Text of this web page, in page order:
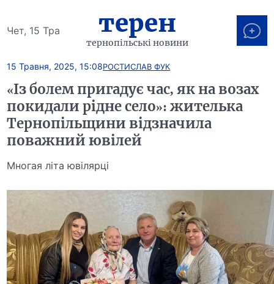
Чет, 15 Тра терен
тернопільські новини
15 Травня, 2025, 15:08РОСТИСЛАВ ФУК
«Із болем пригадує час, як на возах
покидали рідне село»: жителька
Тернопільщини відзначила
поважний ювілей
Многая літа ювілярці